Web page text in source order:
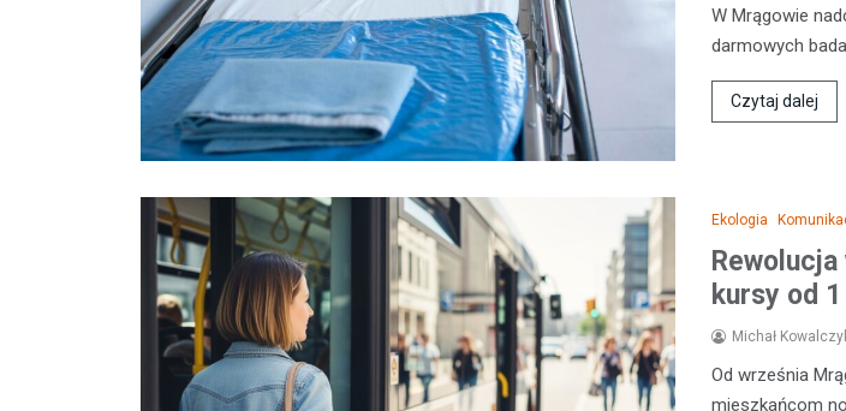
W Mrągowie
darmowych
Czytaj dalej
Ekologia
kursy od
Michał
Od września
mieszkańcom